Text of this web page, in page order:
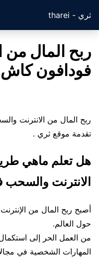
ثري - tharei
ربح المال من
فودافون كاش
ربح المال من الانترنت
تقدمة موقع ثري .
هل تعلم ماهي
الانترنت
أصبح ربح المال من
حول العالم.
من العمل الحر إلى
المهارات الشخصية في